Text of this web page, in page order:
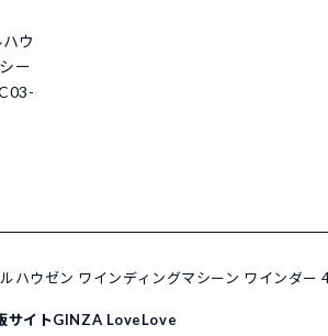
ウ
ー
ハウゼン ワインディングマシーン ワインダ
サイトGINZA LoveLove